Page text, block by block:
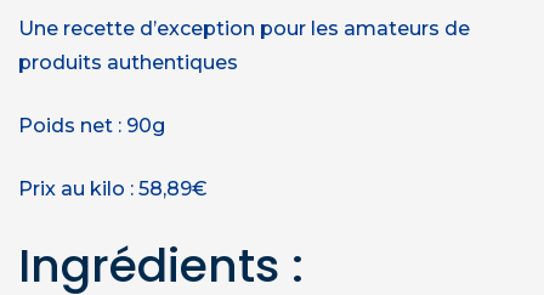
Une recette d’exception pour les amateurs de
produits authentiques
Poids net : 90g
Prix au kilo : 58,89€
Ingrédients :